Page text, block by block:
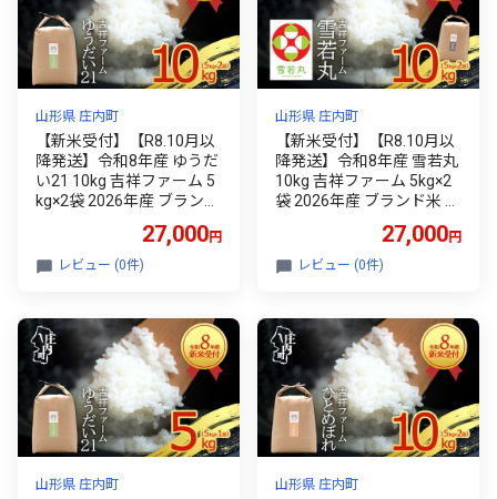
山形県 庄内町
【新米受付】【R8.10月以
降発送】令和8年産 ゆうだ
い21 10kg 吉祥ファーム 5
kg×2袋 2026年産 ブランド
庄内平野 コシヒカリの原
点、亀の尾発祥の地 庄内
27,000円
レビュー (0件)
山形県 庄内町
【新米受付】【R8.10月以
降発送】令和8年産 雪若丸
10kg 吉祥ファーム 5kg×2
袋 2026年産 ブランド米 米
平野 コシヒカリの原点、
亀の尾発祥の地 庄内
27,000円
レビュー (0件)
山形県 庄内町 山形県 庄内町